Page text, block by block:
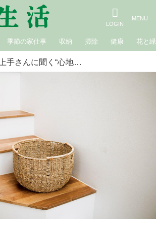
季節の家仕事 収納 掃除 健康 花と緑
片づけ上手さんに聞く“心地よい空間”のキープに欠かせない「片づけのおとも」3つ。レンタルスペース主宰・優子さん